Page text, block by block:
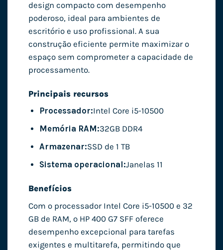
design compacto com desempenho
poderoso, ideal para ambientes de
escritório e uso profissional. A sua
construção eficiente permite maximizar o
espaço sem comprometer a capacidade de
processamento.
Principais recursos
Processador:Intel Core i5-10500
Memória RAM:32GB DDR4
Armazenar:SSD de 1 TB
Sistema operacional:Janelas 11
Benefícios
Com o processador Intel Core i5-10500 e 32
GB de RAM, o HP 400 G7 SFF oferece
desempenho excepcional para tarefas
exigentes e multitarefa, permitindo que